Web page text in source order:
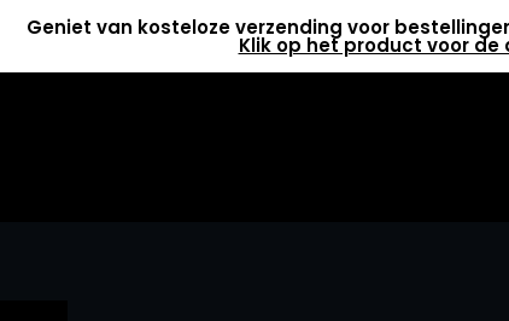
Geniet van kosteloze verzending voor
Klik op het product voor de